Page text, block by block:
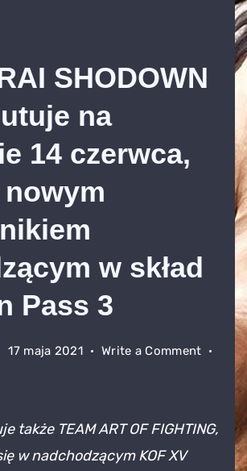
SHODOWN
na
14 czerwca,
w skład
Pass 3
17 maja 2021 Write a Commenton
na
Steamie
także TEAM ART OF FIGHTING,
w nadchodzącym KOF XV